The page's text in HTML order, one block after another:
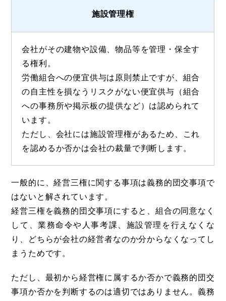
施設管理権
会社がその建物や設備、物品等を管理・保全す
る権利。
労働組合への便宜供与は原則禁止ですが、組合
の自主性を損なうリスクがない便宜供与（組合
への事務所や掲示板の提供など）は認められて
います。
ただし、会社には施設管理権があるため、これ
を認めるか否かは会社の裁量で判断します。
一般的に、経営三権に関する事項は義務的団交事項で
はないと解されています。
経営三権を義務的団交事項にすると、組合の同意なく
して、業務命令や人事考課、施設管理を行えなくな
り、どちらが会社の経営者なのか分からなくなってし
まうためです。
ただし、最初から経営権に属するか否かで義務的団交
事項か否かを判断するのは適切ではありません。義務